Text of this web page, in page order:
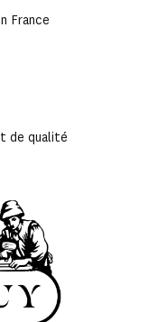
France
de qualité